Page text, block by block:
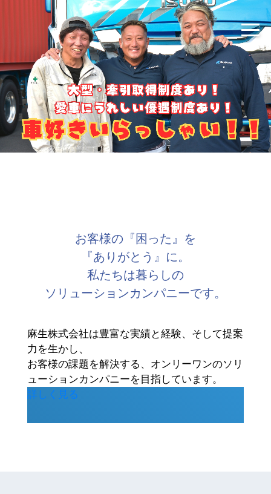
お客様の『困った』を
​​​​​​​『ありがとう』に。
私たちは暮らしの
​​​​​​​ソリューションカンパニーです。
麻生株式会社は豊富な実績と経験、そして提案
力を生かし、
お客様の課題を解決する、オンリーワンのソリ
ューションカンパニーを目指しています。
詳しく見る